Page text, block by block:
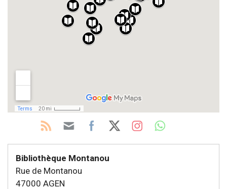
Bibliothèque Montanou
Rue de Montanou
47000 AGEN